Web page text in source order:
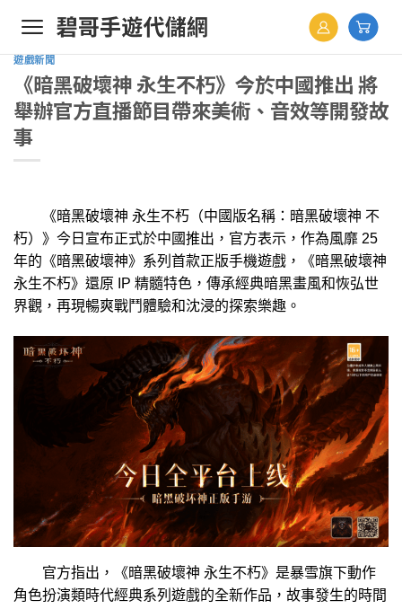
content
遊戲新聞
《暗黑破壞神 永生不朽》今於中國推出 將
舉辦官方直播節目帶來美術、音效等開發故
事
《暗黑破壞神 永生不朽（中國版名稱：暗黑破壞神 不
朽）》今日宣布正式於中國推出，官方表示，作為風靡 25
年的《暗黑破壞神》系列首款正版手機遊戲，《暗黑破壞神
永生不朽》還原 IP 精髓特色，傳承經典暗黑畫風和恢弘世
界觀，再現暢爽戰鬥體驗和沈浸的探索樂趣。
官方指出，《暗黑破壞神 永生不朽》是暴雪旗下動作
角色扮演類時代經典系列遊戲的全新作品，故事發生的時間